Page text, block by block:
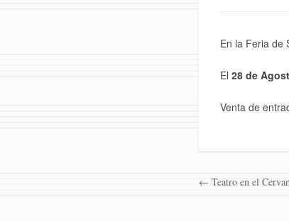
En la Feria de
El 28 de
Venta de
← Teatro en el